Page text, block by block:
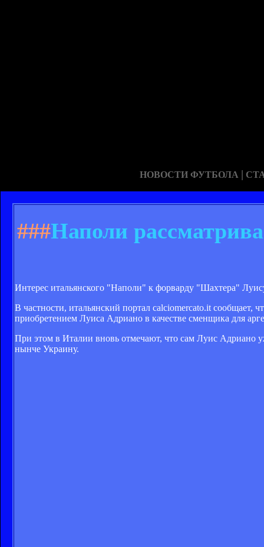
НОВОСТИ ФУТБОЛА |
###Наполи
Интерес итальянского "Наполи" к форварду "Шахтера"
В частности, итальянский портал calciomercato.it сообщает,
приобретением Луиса Адриано в качестве сменщика для
При этом в Италии вновь отмечают, что сам Луис Адриано
нынче Украину.